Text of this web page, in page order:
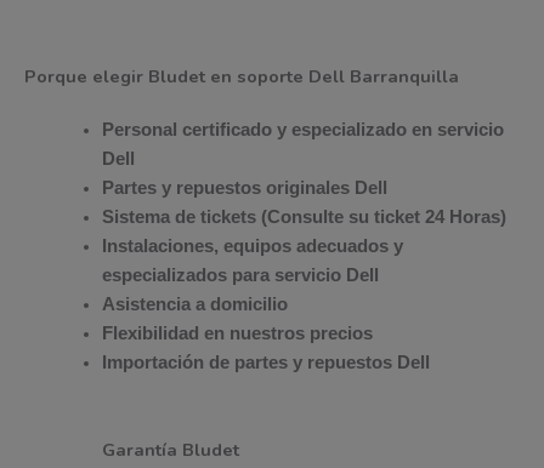
Porque elegir Bludet en soporte Dell Barranquilla
Personal certificado y especializado en servicio
Dell
Partes y repuestos originales Dell
Sistema de tickets (Consulte su ticket 24 Horas)
Instalaciones, equipos adecuados y
especializados para servicio Dell
Asistencia a domicilio
Flexibilidad en nuestros precios
Importación de partes y repuestos Dell
Garantía Bludet